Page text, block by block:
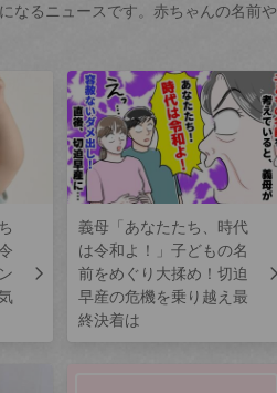
なるニュースです。赤ちゃんの名前や
義母「あなたたち、時代
は令和よ！」子どもの名
前をめぐり大揉め！切迫
早産の危機を乗り越え最
終決着は